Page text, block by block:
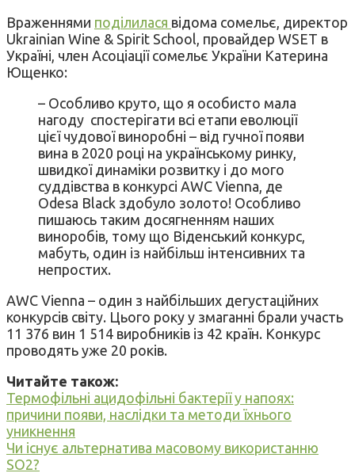
Враженнями поділилася відома сомельє, директор
Ukrainian Wine & Spirit School, провайдер WSET в
Україні, член Асоціації сомельє України Катерина
Ющенко:
– Особливо круто, що я особисто мала
нагоду спостерігати всі етапи еволюції
цієї чудової виноробні – від гучної появи
вина в 2020 році на українському ринку,
швидкої динаміки розвитку і до мого
суддівства в конкурсі AWC Vienna, де
Odesa Black здобуло золото! Особливо
пишаюсь таким досягненням наших
виноробів, тому що Віденський конкурс,
мабуть, один із найбільш інтенсивних та
непростих.
AWC Vienna – один з найбільших дегустаційних
конкурсів світу. Цього року у змаганні брали участь
11 376 вин 1 514 виробників із 42 країн. Конкурс
проводять уже 20 років.
Читайте також:
Термофільні ацидофільні бактерії у напоях:
причини появи, наслідки та методи їхнього
уникнення
Чи існує альтернатива масовому використанню
SO2?